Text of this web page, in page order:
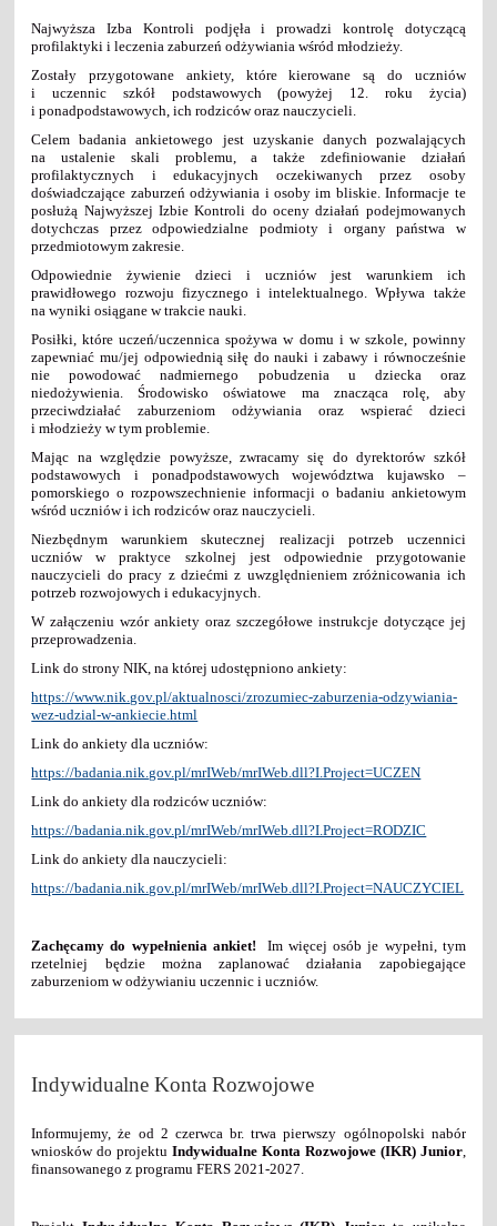
Najwyższa Izba Kontroli podjęła i prowadzi kontrolę dotyczącą
profilaktyki i leczenia zaburzeń odżywiania wśród młodzieży.
Zostały przygotowane ankiety, które kierowane są do uczniów
i uczennic szkół podstawowych (powyżej 12. roku życia)
i ponadpodstawowych, ich rodziców oraz nauczycieli.
Celem badania ankietowego jest uzyskanie danych pozwalających
na ustalenie skali problemu, a także zdefiniowanie działań
profilaktycznych i edukacyjnych oczekiwanych przez osoby
doświadczające zaburzeń odżywiania i osoby im bliskie. Informacje te
posłużą Najwyższej Izbie Kontroli do oceny działań podejmowanych
dotychczas przez odpowiedzialne podmioty i organy państwa w
przedmiotowym zakresie.
Odpowiednie żywienie dzieci i uczniów jest warunkiem ich
prawidłowego rozwoju fizycznego i intelektualnego. Wpływa także
na wyniki osiągane w trakcie nauki.
Posiłki, które uczeń/uczennica spożywa w domu i w szkole, powinny
zapewniać mu/jej odpowiednią siłę do nauki i zabawy i równocześnie
nie powodować nadmiernego pobudzenia u dziecka oraz
niedożywienia. Środowisko oświatowe ma znacząca rolę, aby
przeciwdziałać zaburzeniom odżywiania oraz wspierać dzieci
i młodzieży w tym problemie.
Mając na względzie powyższe, zwracamy się do dyrektorów szkół
podstawowych i ponadpodstawowych województwa kujawsko –
pomorskiego o rozpowszechnienie informacji o badaniu ankietowym
wśród uczniów i ich rodziców oraz nauczycieli.
Niezbędnym warunkiem skutecznej realizacji potrzeb uczennici
uczniów w praktyce szkolnej jest odpowiednie przygotowanie
nauczycieli do pracy z dziećmi z uwzględnieniem zróżnicowania ich
potrzeb rozwojowych i edukacyjnych.
W załączeniu wzór ankiety oraz szczegółowe instrukcje dotyczące jej
przeprowadzenia.
Link do strony NIK, na której udostępniono ankiety:
https://www.nik.gov.pl/aktualnosci/zrozumiec-zaburzenia-odzywiania-
wez-udzial-w-ankiecie.html
Link do ankiety dla uczniów:
https://badania.nik.gov.pl/mrIWeb/mrIWeb.dll?I.Project=UCZEN
Link do ankiety dla rodziców uczniów:
https://badania.nik.gov.pl/mrIWeb/mrIWeb.dll?I.Project=RODZIC
Link do ankiety dla nauczycieli:
https://badania.nik.gov.pl/mrIWeb/mrIWeb.dll?I.Project=NAUCZYCIEL
Zachęcamy do wypełnienia ankiet! Im więcej osób je wypełni, tym
rzetelniej będzie można zaplanować działania zapobiegające
zaburzeniom w odżywianiu uczennic i uczniów.
Indywidualne Konta Rozwojowe
Informujemy, że od 2 czerwca br. trwa pierwszy ogólnopolski nabór
wniosków do projektuIndywidualne Konta Rozwojowe (IKR) Junior,
finansowanego z programu FERS 2021-2027.